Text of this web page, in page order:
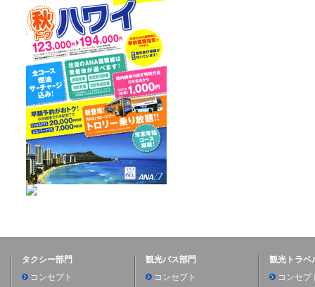
タクシー部門
コンセプト
観光バス部門
コンセプト
観光トラベ
コンセプ